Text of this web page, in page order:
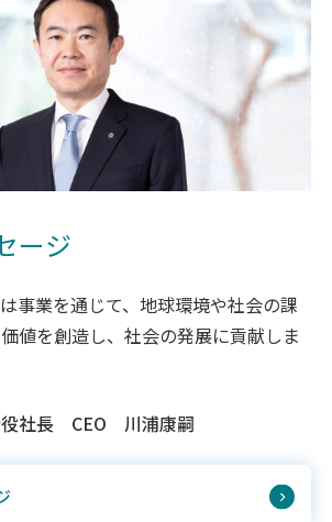
ージ
事業を通じて、地球環境や社会の課
値を創造し、社会の発展に貢献しま
役社長 CEO 川浦康嗣